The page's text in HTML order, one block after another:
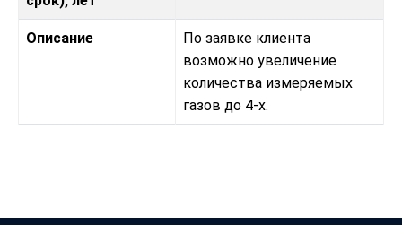
Описание
По заявке клиента
возможно увеличение
количества измеряемых
газов до 4-х.